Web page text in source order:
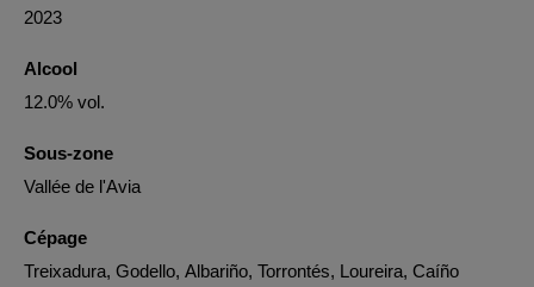
2023
Alcool
12.0% vol.
Sous-zone
Vallée de l'Avia
Cépage
Treixadura, Godello, Albariño, Torrontés, Loureira, Caíño